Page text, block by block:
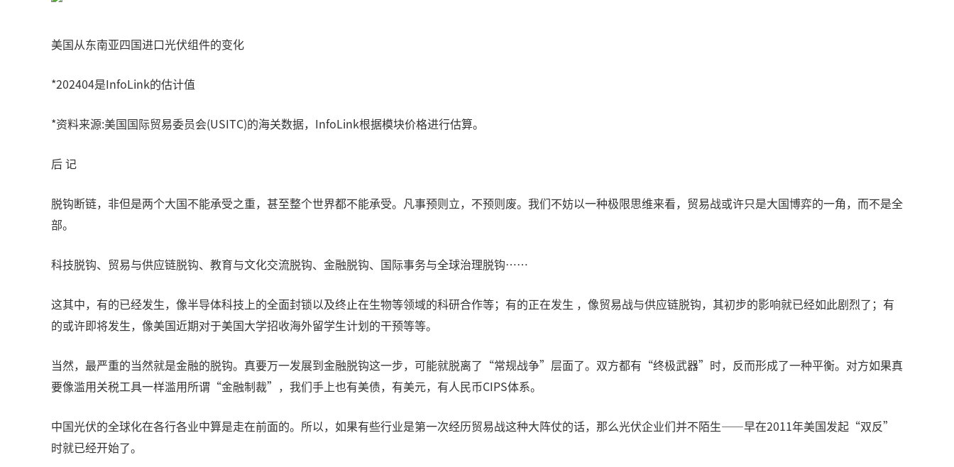
美国从东南亚四国进口光伏组件的变化
*202404是InfoLink的估计值
*资料来源:美国国际贸易委员会(USITC)的海关数据，InfoLink根据模块价格进行估算。
后 记
脱钩断链，非但是两个大国不能承受之重，甚至整个世界都不能承受。凡事预则立，不预则废。我们不妨以一种极限思维来看，贸易战或许只是大国博弈的一角，而不是全
部。
科技脱钩、贸易与供应链脱钩、教育与文化交流脱钩、金融脱钩、国际事务与全球治理脱钩……
这其中，有的已经发生，像半导体科技上的全面封锁以及终止在生物等领域的科研合作等；有的正在发生 ，像贸易战与供应链脱钩，其初步的影响就已经如此剧烈了；有
的或许即将发生，像美国近期对于美国大学招收海外留学生计划的干预等等。
当然，最严重的当然就是金融的脱钩。真要万一发展到金融脱钩这一步，可能就脱离了“常规战争”层面了。双方都有“终极武器”时，反而形成了一种平衡。对方如果真
要像滥用关税工具一样滥用所谓“金融制裁”，我们手上也有美债，有美元，有人民币CIPS体系。
中国光伏的全球化在各行各业中算是走在前面的。所以，如果有些行业是第一次经历贸易战这种大阵仗的话，那么光伏企业们并不陌生——早在2011年美国发起“双反”
时就已经开始了。